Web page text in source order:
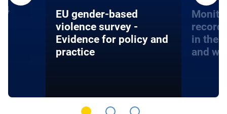
EU gender-based
violence survey -
Evidence for policy and
practice
in the
and